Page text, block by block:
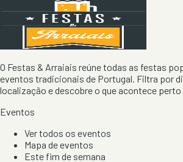
O Festas & Arraiais reúne todas as festas
eventos tradicionais de Portugal. Filtra por
localização e descobre o que acontece perto
Eventos
Ver todos os eventos
Mapa de eventos
Este fim de semana